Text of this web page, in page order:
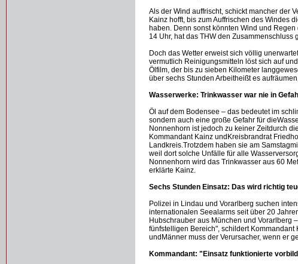
Als der Wind auffrischt, schickt mancher der
Kainz hofft, bis zum Auffrischen des Windes
haben. Denn sonst könnten Wind und
14 Uhr, hat das THW den Zusammenschluss
Doch das Wetter erweist sich völlig
vermutlich Reinigungsmitteln löst sich auf
Ölfilm, der bis zu sieben Kilometer
über sechs Stunden Arbeitheißt es
Wasserwerke: Trinkwasser war nie in
Öl auf dem Bodensee – das bedeutet im
sondern auch eine große Gefahr für
Nonnenhorn ist jedoch zu keiner Zeitdurch
Kommandant Kainz undKreisbrandrat
Landkreis.Trotzdem haben sie am
weil dort solche Unfälle für alle
Nonnenhorn wird das Trinkwasser aus 60
erklärte Kainz.
Sechs Stunden Einsatz: Das wird richtig
Polizei in Lindau und Vorarlberg suchen
internationalen Seealarms seit über 20
Hubschrauber aus München und Vorarlberg
fünfstelligen Bereich", schildert Kommandant
undMänner muss der Verursacher, wenn er
Kommandant: "Einsatz funktionierte